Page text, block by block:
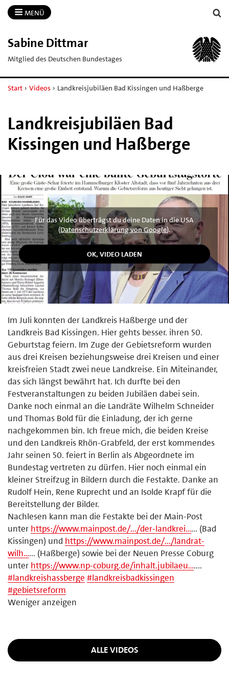
MENÜ
Sabine Dittmar
Mitglied des Deutschen Bundestages
Start › Videos › Landkreisjubiläen Bad Kissingen und Haßberge
Landkreisjubiläen Bad
Kissingen und Haßberge
Für das Video überträgst du deine Daten in die USA
(Datenschutzerklärung von Google).
Im Juli konnten der Landkreis Haßberge und der
Landkreis Bad Kissingen. Hier gehts besser. ihren 50.
Geburtstag feiern. Im Zuge der Gebietsreform wurden
aus drei Kreisen beziehungsweise drei Kreisen und einer
kreisfreien Stadt zwei neue Landkreise. Ein Miteinander,
das sich längst bewährt hat. Ich durfte bei den
Festveranstaltungen zu beiden Jubiläen dabei sein.
Danke noch einmal an die Landräte Wilhelm Schneider
und Thomas Bold für die Einladung, der ich gerne
nachgekommen bin. Ich freue mich, die beiden Kreise
und den Landkreis Rhön-Grabfeld, der erst kommendes
Jahr seinen 50. feiert in Berlin als Abgeordnete im
Bundestag vertreten zu dürfen. Hier noch einmal ein
kleiner Streifzug in Bildern durch die Festakte. Danke an
Rudolf Hein, Rene Ruprecht und an Isolde Krapf für die
Bereitstellung der Bilder.
Nachlesen kann man die Festakte bei der Main-Post
unter https://www.mainpost.de/.../der-landkrei…... (Bad
Kissingen) und https://www.mainpost.de/.../landrat-
wilh…... (Haßberge) sowie bei der Neuen Presse Coburg
unter https://www.np-coburg.de/inhalt.jubilaeu…....
#landkreishassberge #landkreisbadkissingen
#gebietsreform
Weniger anzeigen
ALLE VIDEOS